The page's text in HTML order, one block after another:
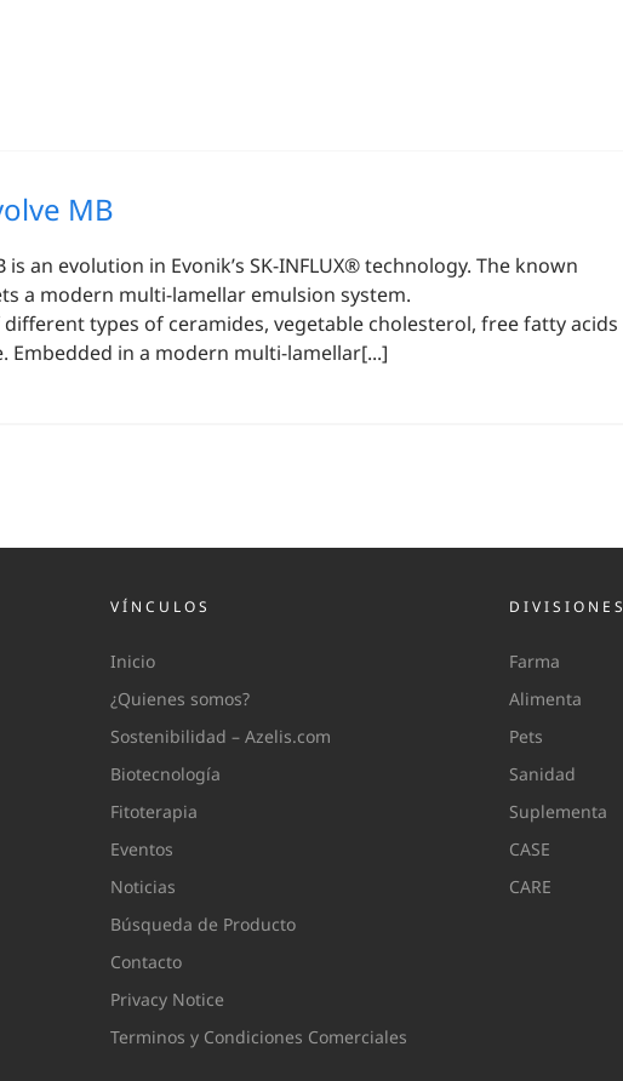
MB
is an evolution in Evonik’s SK-INFLUX® technology. The known
a modern multi-lamellar emulsion system.
types of ceramides, vegetable cholesterol, free fatty acids
Embedded in a modern multi-lamellar[...]
VÍNCULOS
Inicio
¿Quienes somos?
Sostenibilidad – Azelis.com
Biotecnología
Fitoterapia
Eventos
Noticias
Búsqueda de Producto
Contacto
Privacy Notice
Terminos y Condiciones Comerciales
DIVISIONES
Farma
Alimenta
Pets
Sanidad
Suplementa
CASE
CARE